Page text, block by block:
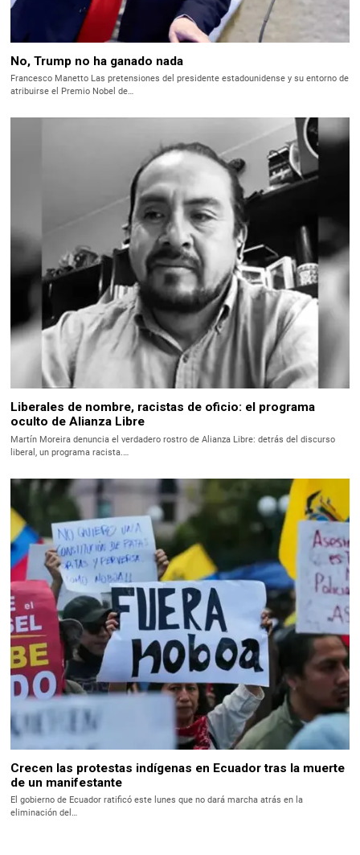
No, Trump no ha ganado nada
Francesco Manetto Las pretensiones del presidente estadounidense y su entorno de
atribuirse el Premio Nobel de…
Liberales de nombre, racistas de oficio: el programa
oculto de Alianza Libre
Martín Moreira denuncia el verdadero rostro de Alianza Libre: detrás del discurso
liberal, un programa racista.…
Crecen las protestas indígenas en Ecuador tras la muerte
de un manifestante
El gobierno de Ecuador ratificó este lunes que no dará marcha atrás en la
eliminación del…